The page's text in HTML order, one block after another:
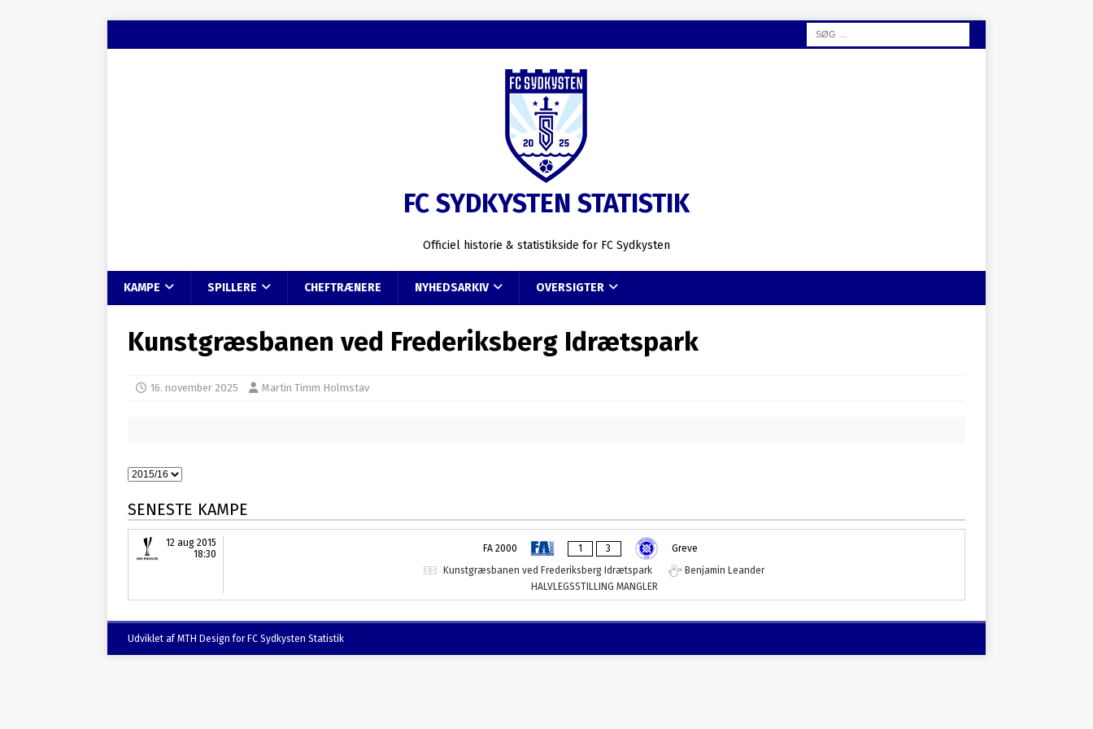
FC SYDKYSTEN STATISTIK
Officiel historie & statistikside for FC Sydkysten
KAMPE SPILLERE CHEFTRÆNERE NYHEDSARKIV OVERSIGTER
Kunstgræsbanen ved Frederiksberg Idrætspark
16. november 2025 Martin Timm Holmstav
SENESTE KAMPE
12 aug 2015
18:30
FA 2000 1 3
Greve
Kunstgræsbanen ved Frederiksberg Idrætspark
Benjamin Leander
HALVLEGSSTILLING MANGLER
Udviklet af MTH Design for FC Sydkysten Statistik